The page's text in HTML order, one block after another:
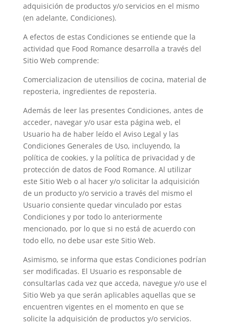
adquisición de productos y/o servicios en el mismo
(en adelante, Condiciones).
A efectos de estas Condiciones se entiende que la
actividad que Food Romance desarrolla a través del
Sitio Web comprende:
Comercializacion de utensilios de cocina, material de
reposteria, ingredientes de reposteria.
Además de leer las presentes Condiciones, antes de
acceder, navegar y/o usar esta página web, el
Usuario ha de haber leído el Aviso Legal y las
Condiciones Generales de Uso, incluyendo, la
política de cookies, y la política de privacidad y de
protección de datos de Food Romance. Al utilizar
este Sitio Web o al hacer y/o solicitar la adquisición
de un producto y/o servicio a través del mismo el
Usuario consiente quedar vinculado por estas
Condiciones y por todo lo anteriormente
mencionado, por lo que si no está de acuerdo con
todo ello, no debe usar este Sitio Web.
Asimismo, se informa que estas Condiciones podrían
ser modificadas. El Usuario es responsable de
consultarlas cada vez que acceda, navegue y/o use el
Sitio Web ya que serán aplicables aquellas que se
encuentren vigentes en el momento en que se
solicite la adquisición de productos y/o servicios.